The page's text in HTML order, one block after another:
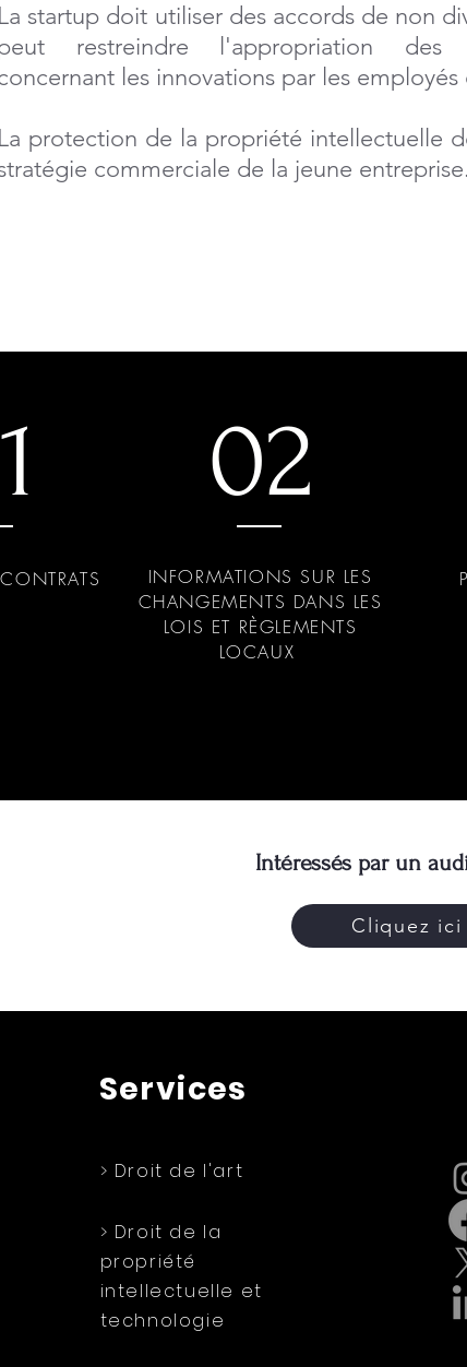
La startup doit utiliser des accords de non
restreindre l'appropriation des
les innovations par les employés
La protection de la propriété intellectuelle
commerciale de la jeune entreprise.
02
INFORMATIONS SUR LES
CHANGEMENTS DANS LES
LOIS ET RÈGLEMENTS
LOCAUX
Intéressés par un
Cliquez ici
Services
> Droit de l'art
> Droit de la
propriété
intellectuelle et
technologie